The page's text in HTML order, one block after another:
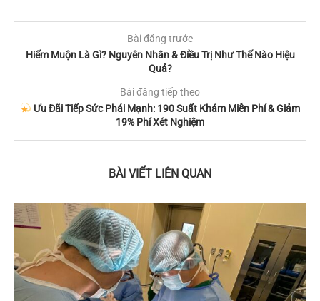
Bài đăng trước
Hiếm Muộn Là Gì? Nguyên Nhân & Điều Trị Như Thế Nào Hiệu
Quả?
Bài đăng tiếp theo
Ưu Đãi Tiếp Sức Phái Mạnh: 190 Suất Khám Miễn Phí & Giảm
19% Phí Xét Nghiệm
BÀI VIẾT LIÊN QUAN